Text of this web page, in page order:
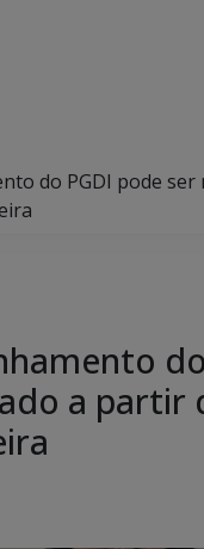
do PGDI pode
a partir